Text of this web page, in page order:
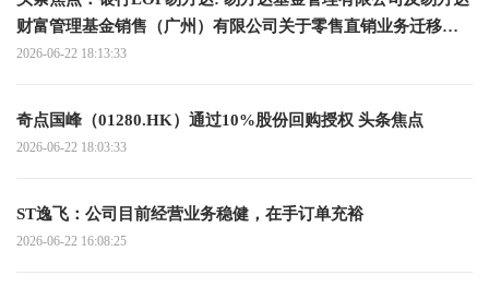
财富管理基金销售（广州）有限公司关于零售直销业务迁移安
排的联合提示性公告
2026-06-22 18:13:33
奇点国峰（01280.HK）通过10%股份回购授权 头条焦点
2026-06-22 18:03:33
ST逸飞：公司目前经营业务稳健，在手订单充裕
2026-06-22 16:08:25